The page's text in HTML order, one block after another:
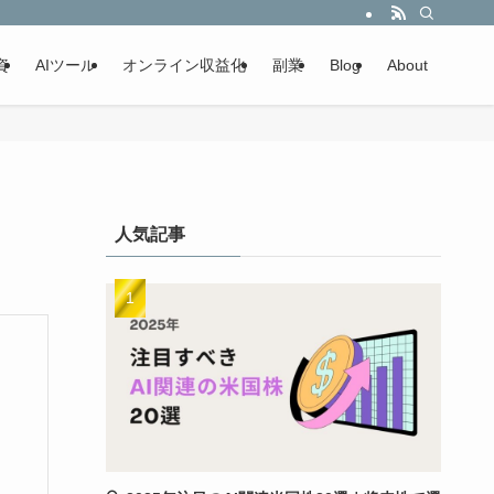
AIツール オンライン収益化 副業 Blog About
人気記事